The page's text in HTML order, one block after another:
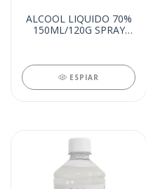
ALCOOL LIQUIDO 70%
150ML/120G SPRAY
ESPIAR